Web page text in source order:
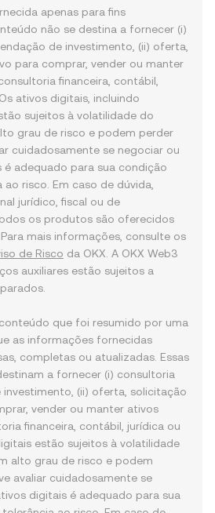
apenas para fins
não se destina a fornecer (i)
de investimento, (ii) oferta,
para comprar, vender ou manter
financeira, contábil,
ativos digitais, incluindo
sujeitos à volatilidade do
grau de risco e podem perder
cuidadosamente se negociar ou
adequado para sua condição
risco. Em caso de dúvida,
jurídico, fiscal ou de
os produtos são oferecidos
mais informações, consulte os
de Risco da OKX. A OKX Web3
auxiliares estão sujeitos a
que foi resumido por uma
as informações fornecidas
completas ou atualizadas. Essas
a fornecer (i) consultoria
(ii) oferta, solicitação
vender ou manter ativos
financeira, contábil, jurídica ou
estão sujeitos à volatilidade
alto grau de risco e podem
avaliar cuidadosamente se
digitais é adequado para sua